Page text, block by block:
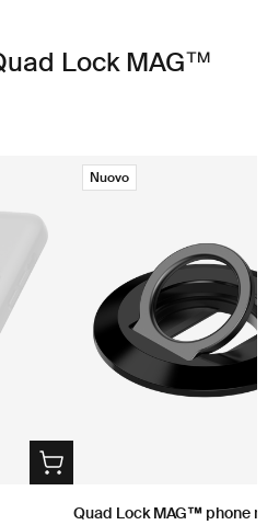
Lock MAG™
Nuovo
Quad Lock MAG™ phone